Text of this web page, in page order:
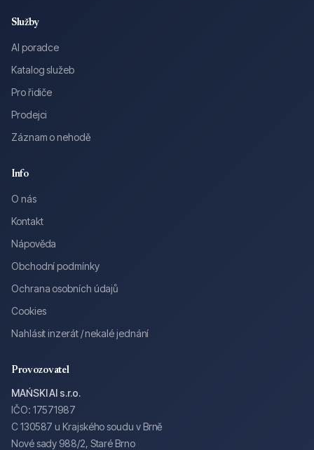
Služby
AI poradce
Katalog služeb
Pro řidiče
Prodejci
Záznam o nehodě
Info
O nás
Kontakt
Nápověda
Obchodní podmínky
Ochrana osobních údajů
Cookies
Nahlásit inzerát / nekalé jednání
Provozovatel
MAŃSKI AI s.r.o.
IČO: 17571987
C 130587 u Krajského soudu v Brně
Nové sady 988/2, Staré Brno